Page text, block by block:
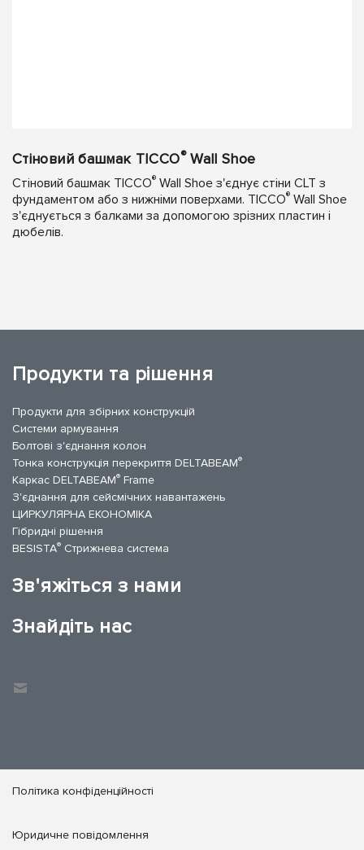
Стіновий башмак TICCO®Wall Shoe
Стіновий башмак TICCO® Wall Shoe з'єднує стіни CLT з
фундаментом або з нижніми поверхами. TICCO® Wall Shoe
з'єднується з балками за допомогою зрізних пластин і
дюбелів.
Продукти та рішення
Продукти для збірних конструкцій
Системи армування
Болтові з'єднання колон
Тонка конструкція перекриття DELTABEAM®
Каркас DELTABEAM® Frame
З'єднання для сейсмічних навантажень
ЦИРКУЛЯРНА ЕКОНОМІКА
Гібридні рішення
BESISTA® Стрижнева система
Зв'яжіться з нами
Знайдіть нас
Політика конфіденційності
Юридичне повідомлення